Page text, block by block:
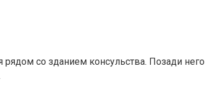
со зданием консульства. Позади него